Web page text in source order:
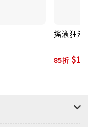
搖滾狂潮
85折